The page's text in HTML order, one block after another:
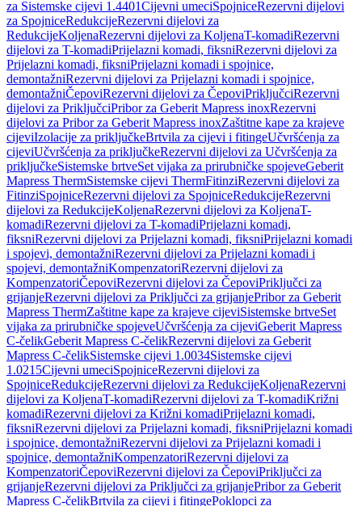
za Sistemske cijevi 1.4401Cijevni umeciSpojniceRezervni dijelovi
za SpojniceRedukcijeRezervni dijelovi za
RedukcijeKoljenaRezervni dijelovi za KoljenaT-komadiRezervni
dijelovi za T-komadiPrijelazni komadi, fiksniRezervni dijelovi za
Prijelazni komadi, fiksniPrijelazni komadi i spojnice,
demontažniRezervni dijelovi za Prijelazni komadi i spojnice,
demontažniČepoviRezervni dijelovi za ČepoviPriključciRezervni
dijelovi za PriključciPribor za Geberit Mapress inoxRezervni
dijelovi za Pribor za Geberit Mapress inoxZaštitne kape za krajeve
cijeviIzolacije za priključkeBrtvila za cijevi i fitingeUčvršćenja za
cijeviUčvršćenja za priključkeRezervni dijelovi za Učvršćenja za
priključkeSistemske brtveSet vijaka za prirubničke spojeveGeberit
Mapress ThermSistemske cijevi ThermFitinziRezervni dijelovi za
FitinziSpojniceRezervni dijelovi za SpojniceRedukcijeRezervni
dijelovi za RedukcijeKoljenaRezervni dijelovi za KoljenaT-
komadiRezervni dijelovi za T-komadiPrijelazni komadi,
fiksniRezervni dijelovi za Prijelazni komadi, fiksniPrijelazni komadi
i spojevi, demontažniRezervni dijelovi za Prijelazni komadi i
spojevi, demontažniKompenzatoriRezervni dijelovi za
KompenzatoriČepoviRezervni dijelovi za ČepoviPriključci za
grijanjeRezervni dijelovi za Priključci za grijanjePribor za Geberit
Mapress ThermZaštitne kape za krajeve cijeviSistemske brtveSet
vijaka za prirubničke spojeveUčvršćenja za cijeviGeberit Mapress
C-čelikGeberit Mapress C-čelikRezervni dijelovi za Geberit
Mapress C-čelikSistemske cijevi 1.0034Sistemske cijevi
1.0215Cijevni umeciSpojniceRezervni dijelovi za
SpojniceRedukcijeRezervni dijelovi za RedukcijeKoljenaRezervni
dijelovi za KoljenaT-komadiRezervni dijelovi za T-komadiKrižni
komadiRezervni dijelovi za Križni komadiPrijelazni komadi,
fiksniRezervni dijelovi za Prijelazni komadi, fiksniPrijelazni komadi
i spojnice, demontažniRezervni dijelovi za Prijelazni komadi i
spojnice, demontažniKompenzatoriRezervni dijelovi za
KompenzatoriČepoviRezervni dijelovi za ČepoviPriključci za
grijanjeRezervni dijelovi za Priključci za grijanjePribor za Geberit
Mapress C-čelikBrtvila za cijevi i fitingePoklopci za